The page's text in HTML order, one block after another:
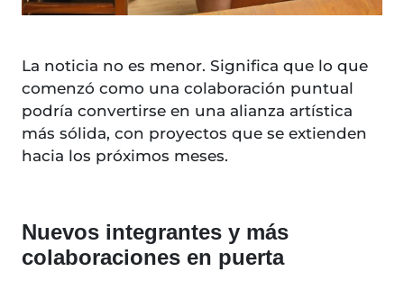
La noticia no es menor. Significa que lo que
comenzó como una colaboración puntual
podría convertirse en una alianza artística
más sólida, con proyectos que se extienden
hacia los próximos meses.
Nuevos integrantes y más
colaboraciones en puerta